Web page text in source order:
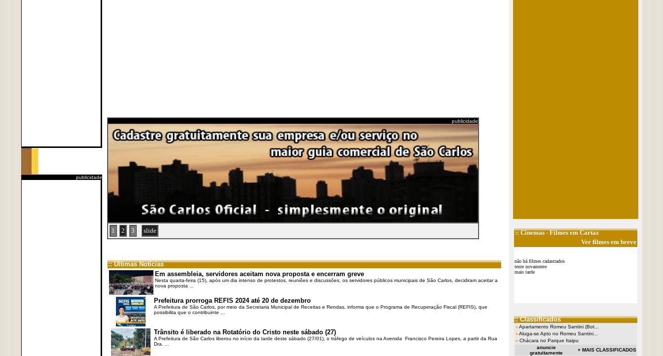
publicidade
publicidade
1 2 3 slide
:: Últimas Notícias
Em assembleia, servidores aceitam nova proposta e encerram greve
Nesta quarta-feira (15), após um dia intenso de protestos, reuniões e discussões, os servidores públicos municipais de São Carlos, decidiram aceitar a
nova proposta ...
Prefeitura prorroga REFIS 2024 até 20 de dezembro
A Prefeitura de São Carlos, por meio da Secretaria Municipal de Receitas e Rendas, informa que o Programa de Recuperação Fiscal (REFIS), que
possibilita que o contribuinte ...
Trânsito é liberado na Rotatório do Cristo neste sábado (27)
A Prefeitura de São Carlos liberou no início da tarde deste sábado (27/01), o tráfego de veículos na Avenida Francisco Pereira Lopes, a partir da Rua
Dra. ...
::Cinemas- Filmes em Cartaz
Ver filmes em breve
não há filmes cadastrados
tente novamente
mais tarde
:: Classificados
Apartamento Romeu Santini (Bot...
Aluga-se Apto no Romeu Santini...
Chácara no Parque Itaipu
anuncie
gratuitamente
+ MAIS CLASSIFICADOS